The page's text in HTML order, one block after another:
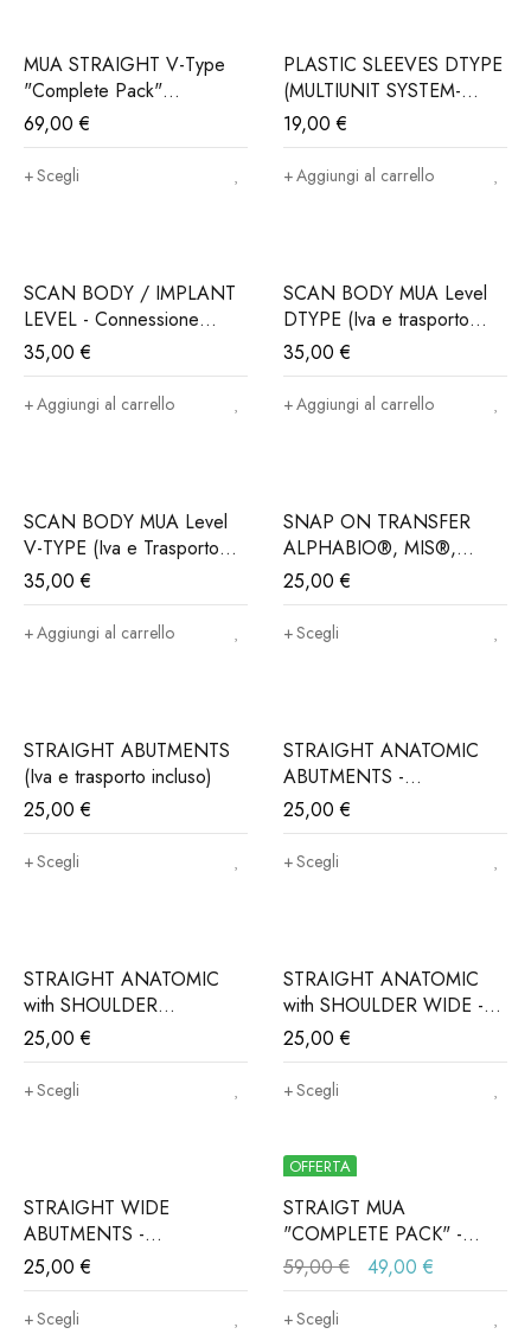
MUA STRAIGHT V-Type
"Complete Pack"
Connessione
ALPHABIO®, MIS®,
NORIS®.. (Iva e Trasporto
69,00€
Scegli
PLASTIC SLEEVES DTYPE
(MULTIUNIT SYSTEM-
MUA) (Iva e trasporto
incluso)
19,00€
Aggiungi al carrello
SCAN BODY / IMPLANT
LEVEL - Connessione
ALPHABIO®, MIS®,
NORIS®..(Iva e trasporto
incluso)
35,00€
Aggiungi al carrello
SCAN BODY MUA Level
DTYPE (Iva e trasporto
incluso)
35,00€
Aggiungi al carrello
SCAN BODY MUA Level
V-TYPE (Iva e Trasporto
incluso)
35,00€
Aggiungi al carrello
SNAP ON TRANSFER
ALPHABIO®, MIS®,
NORIS®..(Iva e trasporto
incluso)
25,00€
Scegli
STRAIGHT ABUTMENTS
(Iva e trasporto incluso)
25,00€
Scegli
STRAIGHT ANATOMIC
ABUTMENTS -
Connessione
ALPHABIO®, MIS®,
NORIS®..(Iva e trasporto
25,00€
Scegli
STRAIGHT ANATOMIC
with SHOULDER
Connessione
ALPHABIO®, MIS®,
NORIS®..(Iva e trasporto
25,00€
Scegli
STRAIGHT ANATOMIC
with SHOULDER WIDE -
Connessione
ALPHABIO®, MIS®,
NORIS®..(Iva e trasporto
25,00€
Scegli
STRAIGHT WIDE
ABUTMENTS -
Connessione
ALPHABIO®, MIS®,
NORIS®..(Iva e trasporto
25,00€
Scegli
OFFERTA
STRAIGT MUA
"COMPLETE PACK" -
Connessione
ALPHABIO®, MIS®,
NORIS®..(Iva e trasporto
59,00€ 49,00 €
Scegli